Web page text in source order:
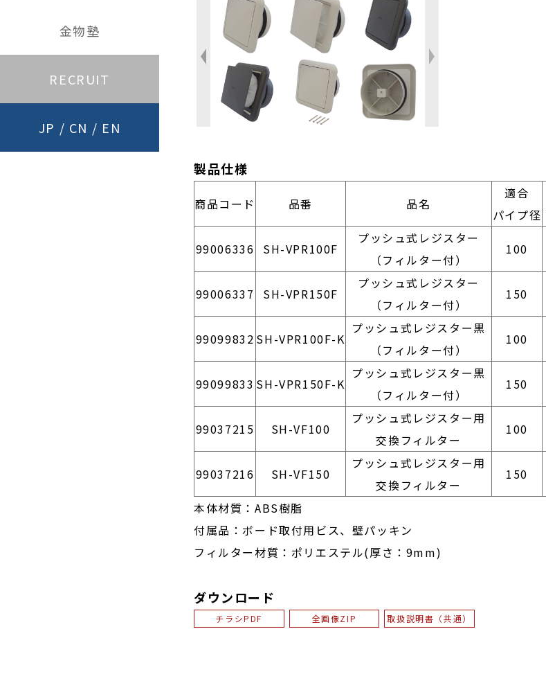
金物塾
RECRUIT
JP / CN / EN
製品仕様
商品コード 品番 品名
適合
パイプ径
99006336 SH-VPR100F
プッシュ式レジスター
（フィルター付）
100
99006337 SH-VPR150F
プッシュ式レジスター
（フィルター付）
150
99099832 SH-VPR100F-K
プッシュ式レジスター黒
（フィルター付）
100
99099833 SH-VPR150F-K
プッシュ式レジスター黒
（フィルター付）
150
99037215 SH-VF100
プッシュ式レジスター用
交換フィルター
100
99037216 SH-VF150
プッシュ式レジスター用
交換フィルター
150
本体材質：ABS樹脂
付属品：ボード取付用ビス、壁パッキン
フィルター材質：ポリエステル(厚さ：9mm)
ダウンロード
チラシPDF 全画像ZIP 取扱説明書（共通）